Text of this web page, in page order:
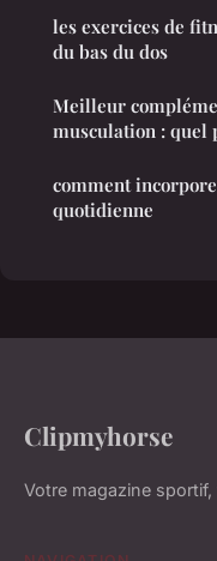
les exercices de
du bas du dos
Meilleur
musculation : quel
comment
quotidienne
Clipmyhorse
Votre magazine